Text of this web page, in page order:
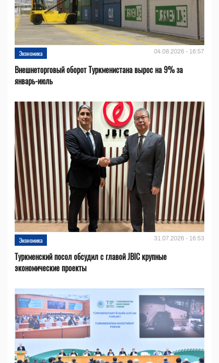
Экономика 04.08.2026 - 16:57
Внешнеторговый оборот Туркменистана вырос на 9% за
январь-июль
Экономика 31.07.2026 - 16:53
Туркменский посол обсудил с главой JBIC крупные
экономические проекты